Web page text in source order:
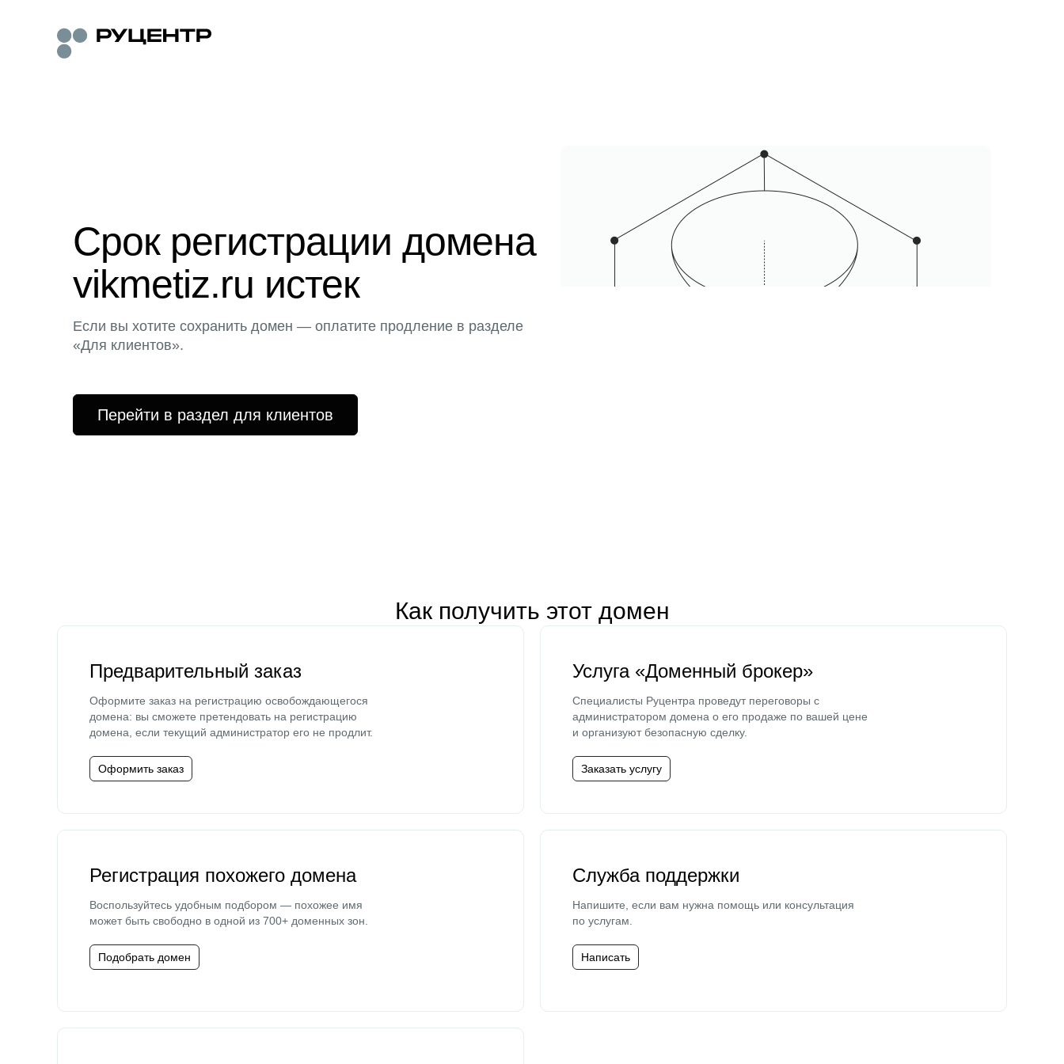
Срок регистрации домена
vikmetiz.ru истек
Если вы хотите сохранить домен — оплатите продление в разделе
«Для клиентов».
Перейти в раздел для клиентов
Как получить этот домен
Предварительный заказ
Оформите заказ на регистрацию освобождающегося
домена: вы сможете претендовать на регистрацию
домена, если текущий администратор его не продлит.
Оформить заказ
Услуга «Доменный брокер»
Специалисты Руцентра проведут переговоры с
администратором домена о его продаже по вашей цене
и организуют безопасную сделку.
Заказать услугу
Регистрация похожего домена
Воспользуйтесь удобным подбором — похожее имя
может быть свободно в одной из 700+ доменных зон.
Подобрать домен
Служба поддержки
Напишите, если вам нужна помощь или консультация
по услугам.
Написать